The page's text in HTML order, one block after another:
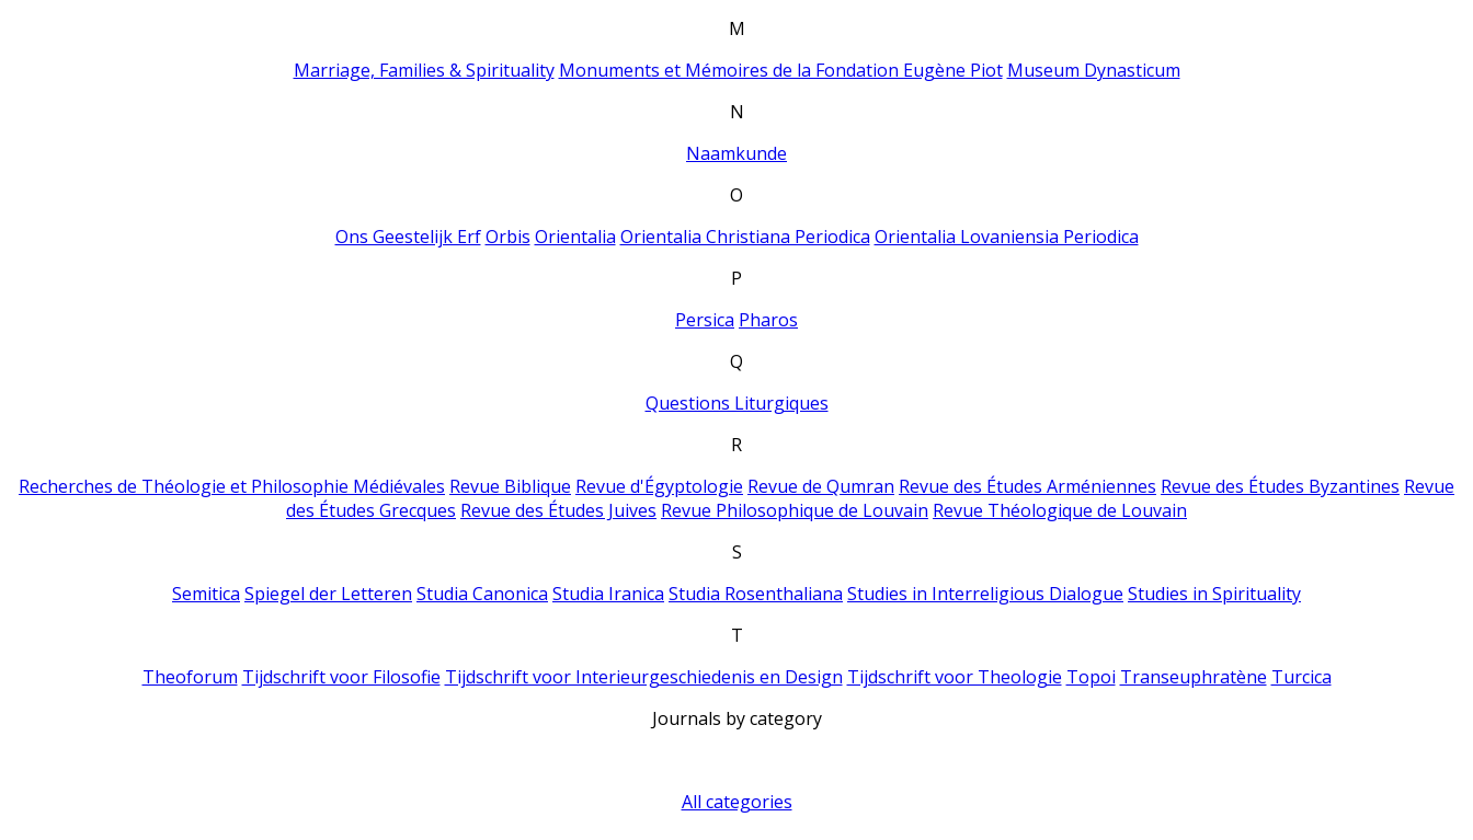
M
Marriage, Families & Spirituality Monuments et Mémoires de la Fondation Eugène Piot Museum Dynasticum
N
Naamkunde
O
Ons Geestelijk Erf Orbis Orientalia Orientalia Christiana Periodica Orientalia Lovaniensia Periodica
P
Persica Pharos
Q
Questions Liturgiques
R
Recherches de Théologie et Philosophie Médiévales Revue Biblique Revue d'Égyptologie Revue de Qumran Revue des Études Arméniennes Revue des Études Byzantines Revue
des Études Grecques Revue des Études Juives Revue Philosophique de Louvain Revue Théologique de Louvain
S
Semitica Spiegel der Letteren Studia Canonica Studia Iranica Studia Rosenthaliana Studies in Interreligious Dialogue Studies in Spirituality
T
Theoforum Tijdschrift voor Filosofie Tijdschrift voor Interieurgeschiedenis en Design Tijdschrift voor Theologie Topoi Transeuphratène Turcica
Journals by category
All categories